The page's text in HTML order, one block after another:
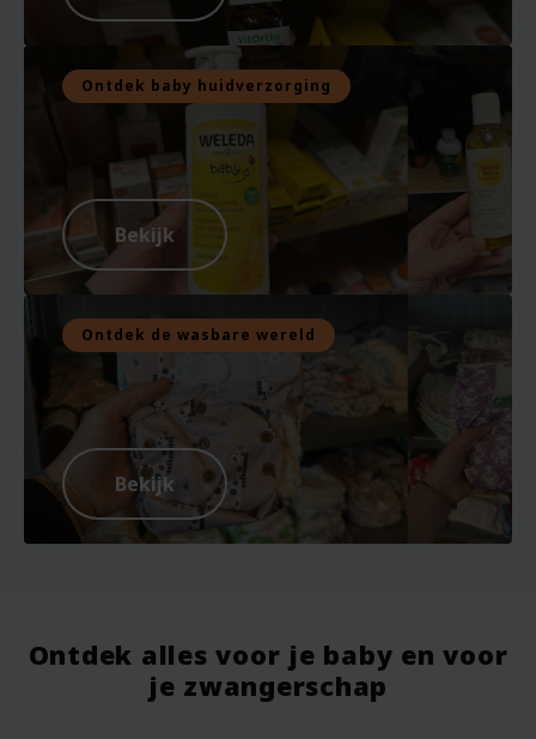
Ontdek baby huidverzorging
Bekijk
Ontdek de wasbare wereld
Bekijk
Ontdek alles voor je baby en voor
je zwangerschap